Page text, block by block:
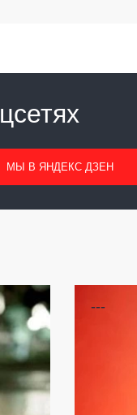
МЫ В ЯНДЕКС ДЗЕН
---